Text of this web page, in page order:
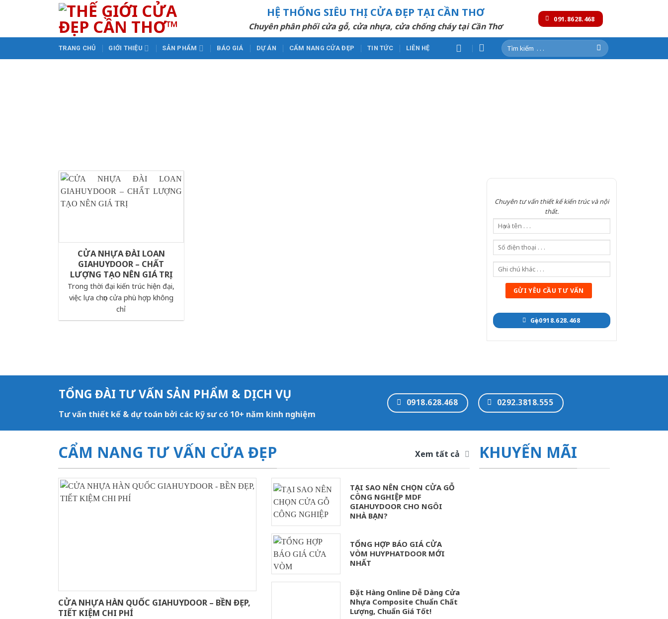
HỆ THỐNG SIÊU THỊ CỬA ĐẸP TẠI CẦN THƠ
Chuyên phân phối cửa gỗ, cửa nhựa, cửa chống cháy tại Cần Thơ
091.8628.468
TRANG CHỦ GIỚI THIỆU SẢN PHẨM BÁO GIÁ DỰ ÁN CẨM NANG CỬA ĐẸP TIN TỨC LIÊN HỆ
Tìm
kiếm:
CỬA NHỰA ĐÀI LOAN
GIAHUYDOOR – CHẤT
LƯỢNG TẠO NÊN GIÁ TRỊ
Trong thời đại kiến trúc hiện đại,
việc lựa chọn cửa phù hợp không
chỉ
Chuyên tư vấn thiết kế kiến trúc và nội
thất.
Gọi 0918.628.468
TỔNG ĐÀI TƯ VẤN SẢN PHẨM & DỊCH VỤ
Tư vấn thiết kế & dự toán bởi các kỹ sư có 10+ năm kinh nghiệm
0918.628.468 0292.3818.555
CẨM NANG TƯ VẤN CỬA ĐẸP Xem tất cả
CỬA NHỰA HÀN QUỐC GIAHUYDOOR – BỀN ĐẸP,
TIẾT KIỆM CHI PHÍ
TẠI SAO NÊN CHỌN CỬA GỖ
CÔNG NGHIỆP MDF
GIAHUYDOOR CHO NGÔI
NHÀ BẠN?
TỔNG HỢP BÁO GIÁ CỬA
VÒM HUYPHATDOOR MỚI
NHẤT
Đặt Hàng Online Dễ Dàng Cửa
Nhựa Composite Chuẩn Chất
Lượng, Chuẩn Giá Tốt!
KHUYẾN MÃI